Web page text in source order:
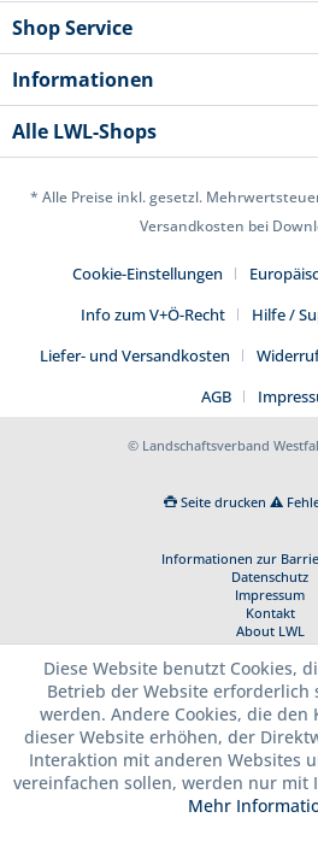
Shop Service
Informationen
Alle LWL-Shops
* Alle Preise inkl. gesetzl.
Versandkosten bei
Cookie-Einstellungen
Info zum V+Ö-Recht
Hilfe /
Liefer- und Versandkosten
AGB
© Landschaftsverband
Seite drucken
Informationen zur
Datenschutz
Impressum
Kontakt
About LWL
Diese Website benutzt Cookies,
Betrieb der Website erforderlich
werden. Andere Cookies, die den
dieser Website erhöhen, der
Interaktion mit anderen Websites
vereinfachen sollen, werden nur mit
Mehr